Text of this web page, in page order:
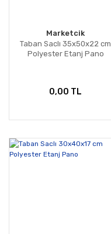
Marketcik
Taban Saclı 35x50x22 cm
Polyester Etanj Pano
0,00 TL